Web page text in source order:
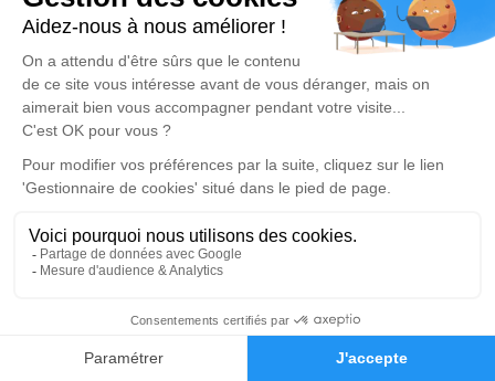
Faire-part Hommages
Un service de plantation d’arbre hommage est
disponible ici.
Cérémonie religieuse
Eglise Catholique de Scharrachbergheim-
Irmstett
67310 Scharrachbergheim-Irmstett